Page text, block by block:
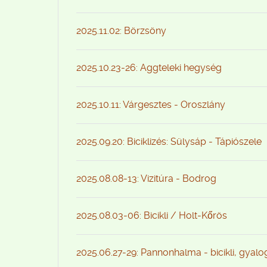
2025.11.02: Börzsöny
2025.10.23-26: Aggteleki hegység
2025.10.11: Várgesztes - Oroszlány
2025.09.20: Biciklizés: Sülysáp - Tápiószele
2025.08.08-13: Vizitúra - Bodrog
2025.08.03-06: Bicikli / Holt-Kőrös
2025.06.27-29: Pannonhalma - bicikli,